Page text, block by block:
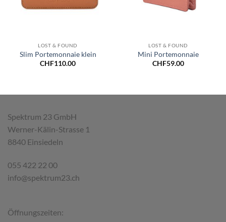
LOST & FOUND
Slim Portemonnaie klein
CHF110.00
LOST & FOUND
Mini Portemonnaie
CHF59.00
Spektrum 23 GmbH
Werner-Kälin-Strasse 1
8840 Einsiedeln
055 422 22 00
info@spektrum23.ch
Öffnungszeiten: